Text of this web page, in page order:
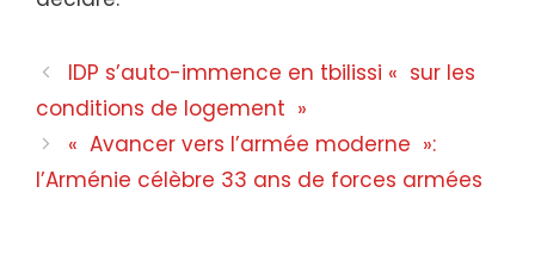
IDP s’auto-immence en tbilissi « sur les
conditions de logement »
« Avancer vers l’armée moderne »:
l’Arménie célèbre 33 ans de forces armées